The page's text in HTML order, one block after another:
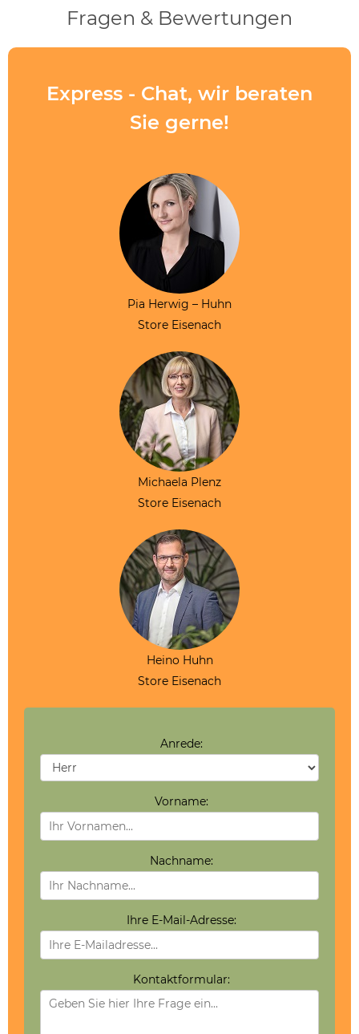
Fragen & Bewertungen
Express - Chat, wir beraten
Sie gerne!
Pia Herwig – Huhn
Store Eisenach
Michaela Plenz
Store Eisenach
Heino Huhn
Store Eisenach
Anrede:
Vorname:
Nachname:
Ihre E-Mail-Adresse:
Kontaktformular: